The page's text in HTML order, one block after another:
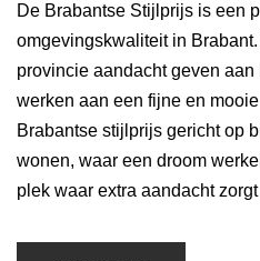
De Brabantse Stijlprijs is een
omgevingskwaliteit in
provincie aandacht geven
werken aan een fijne en
Brabantse stijlprijs gericht op
wonen, waar een droom
plek waar extra aandacht zorgt